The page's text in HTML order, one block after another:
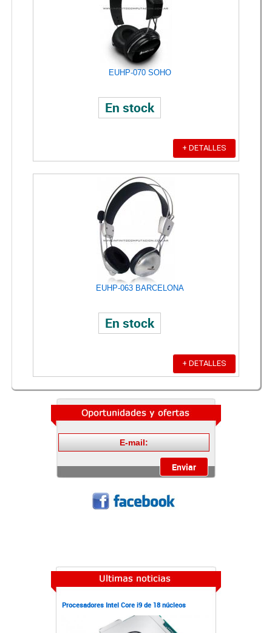
EUHP-070 SOHO
En stock
+ DETALLES
EUHP-063 BARCELONA
En stock
+ DETALLES
Procesadores Intel Core i9 de 18 núcleos